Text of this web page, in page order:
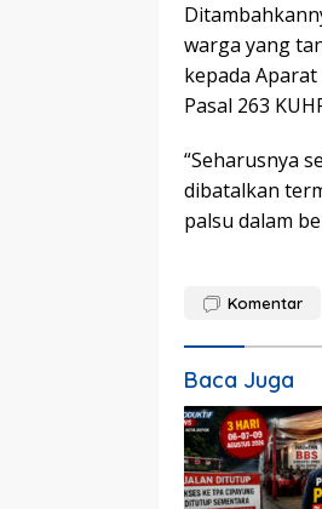
warga yang
kepada
Pasal 263
“Seharusnya
dibatalkan
palsu dalam
Komentar
Baca Juga